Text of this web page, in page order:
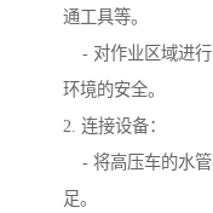
通工具等。
- 对作业区域进行
环境的安全。
2. 连接设备：
- 将高压车的水管
足。